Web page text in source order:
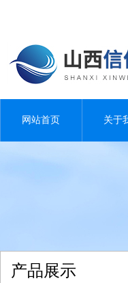
网站首页 关于
产品展示